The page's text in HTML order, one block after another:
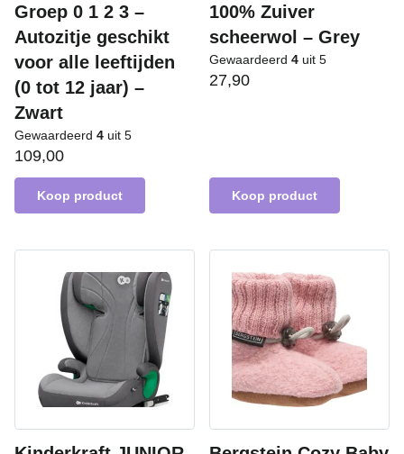
Groep 0 1 2 3 –
Autozitje geschikt
voor alle leeftijden
(0 tot 12 jaar) –
Zwart
Gewaardeerd 4 uit 5
109,00
Koop product
100% Zuiver
scheerwol – Grey
Gewaardeerd 4 uit 5
27,90
Koop product